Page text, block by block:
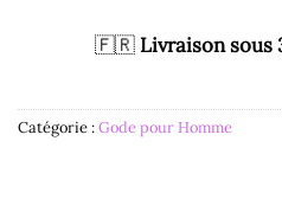
🇫🇷 Livraison sous
Catégorie :Gode pour Homme